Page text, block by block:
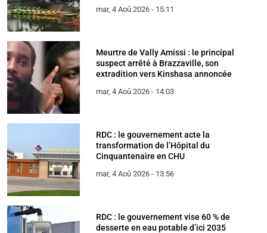
mar, 4 Aoû 2026 - 15:11
Meurtre de Vally Amissi : le principal
suspect arrêté à Brazzaville, son
extradition vers Kinshasa annoncée
mar, 4 Aoû 2026 - 14:03
RDC : le gouvernement acte la
transformation de l’Hôpital du
Cinquantenaire en CHU
mar, 4 Aoû 2026 - 13:56
RDC : le gouvernement vise 60 % de
desserte en eau potable d’ici 2035